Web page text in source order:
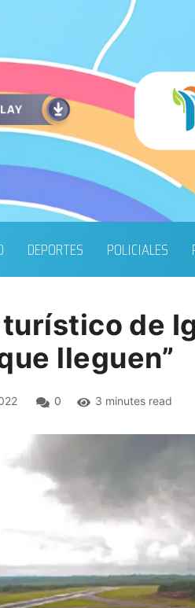
DEPORTES POLICIALES
turístico de
lleguen”
0 3 minutes read